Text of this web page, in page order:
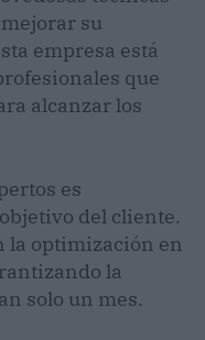
su
empresa está
que
alcanzar los
es
del cliente.
la optimización en
la
solo un mes.